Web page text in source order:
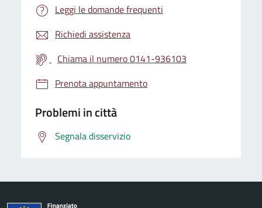
Leggi le domande frequenti
Richiedi assistenza
Chiama il numero 0141-936103
Prenota appuntamento
Problemi in città
Segnala disservizio